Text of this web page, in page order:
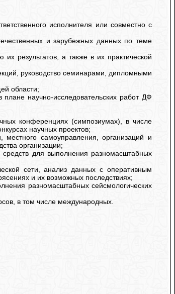
исполнителя или совместно с
и зарубежных данных по теме
результатов, а также в их практической
руководство семинарами, дипломными
области;
научно-исследовательских работ ДФ
конференциях (симпозиумах), в числе
научных проектов;
местного самоуправления, организаций и
организации;
для выполнения разномасштабных
сети, анализ данных с оперативным
и их возможных последствиях;
разномасштабных сейсмологических
в том числе международных.